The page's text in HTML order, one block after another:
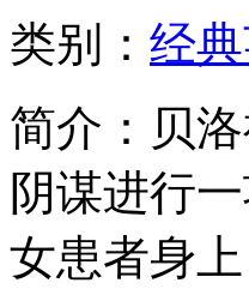
类别： 经
简介： 贝
阴谋进行
女患者身